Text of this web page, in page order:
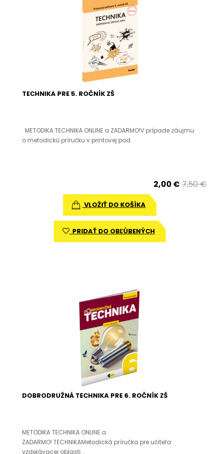
TECHNIKA PRE 5. ROČNÍK ZŠ
METODIKA TECHNIKA ONLINE a ZADARMO!V prípade záujmu
o metodickú príručku v printovej pod..
2,00 € 7,50 €
VLOŽIŤ DO KOŠÍKA
PRIDAŤ DO OBĽÚBENÝCH
DOBRODRUŽNÁ TECHNIKA PRE 6. ROČNÍK ZŠ
METODIKA TECHNIKA ONLINE a
ZADARMO! TECHNIKAMetodická príručka pre učiteľa
vzdelávacej oblasti ..